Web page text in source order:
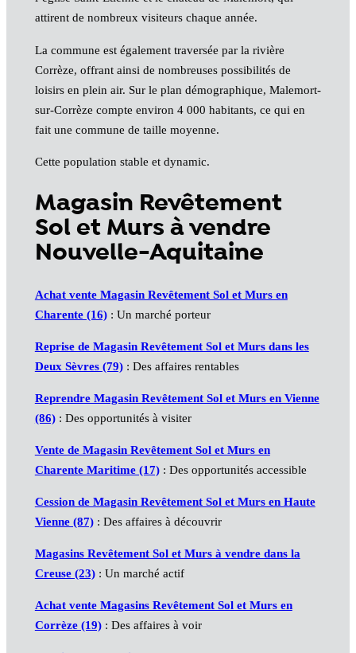
attirent de nombreux visiteurs chaque année.
La commune est également traversée par la rivière
Corrèze, offrant ainsi de nombreuses possibilités de
loisirs en plein air. Sur le plan démographique, Malemort-
sur-Corrèze compte environ 4 000 habitants, ce qui en
fait une commune de taille moyenne.
Cette population stable et dynamic.
Magasin Revêtement
Sol et Murs à vendre
Nouvelle-Aquitaine
Achat vente Magasin Revêtement Sol et Murs en
Charente (16): Un marché porteur
Reprise de Magasin Revêtement Sol et Murs dans les
Deux Sèvres (79): Des affaires rentables
Reprendre Magasin Revêtement Sol et Murs en Vienne
(86): Des opportunités à visiter
Vente de Magasin Revêtement Sol et Murs en
Charente Maritime (17): Des opportunités accessible
Cession de Magasin Revêtement Sol et Murs en Haute
Vienne (87): Des affaires à découvrir
Magasins Revêtement Sol et Murs à vendre dans la
Creuse (23): Un marché actif
Achat vente Magasins Revêtement Sol et Murs en
Corrèze (19): Des affaires à voir